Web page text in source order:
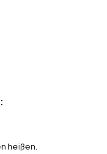
heißen.